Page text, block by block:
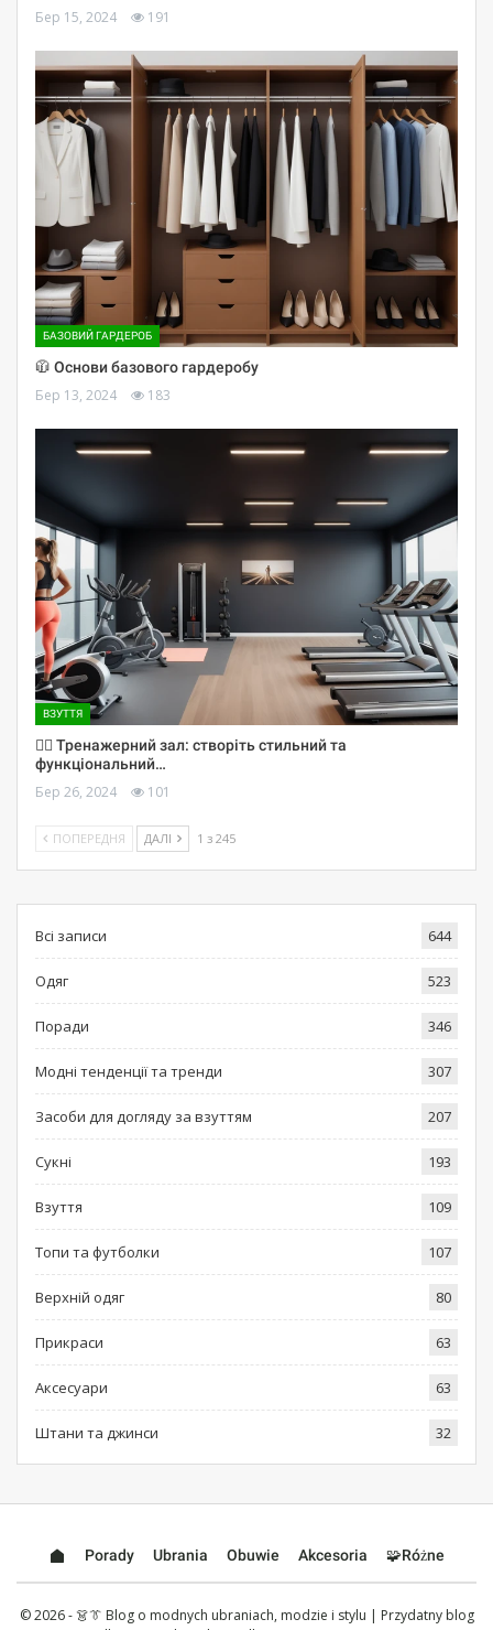
Бер 15, 2024 191
БАЗОВИЙ ГАРДЕРОБ
🧥 Основи базового гардеробу
Бер 13, 2024 183
ВЗУТТЯ
🏋️‍♀️ Тренажерний зал: створіть стильний та
функціональний…
Бер 26, 2024 101
ПОПЕРЕДНЯ ДАЛІ 1 з 245
Всі записи 644
Одяг 523
Поради 346
Модні тенденції та тренди 307
Засоби для догляду за взуттям 207
Сукні 193
Взуття 109
Топи та футболки 107
Верхній одяг 80
Прикраси 63
Аксесуари 63
Штани та джинси 32
Porady Ubrania Obuwie Akcesoria 🧩Różne
© 2026 - 👗👔 Blog o modnych ubraniach, modzie i stylu | Przydatny blog